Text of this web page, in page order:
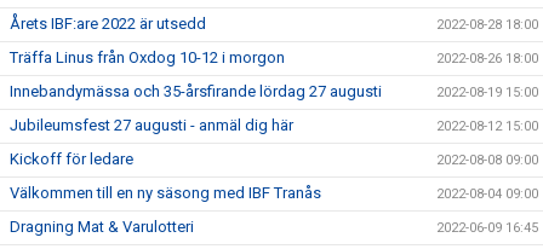
Årets IBF:are 2022 är utsedd 2022-08-28 18:00
Träffa Linus från Oxdog 10-12 i morgon 2022-08-26 18:00
Innebandymässa och 35-årsfirande lördag 27 augusti 2022-08-19 15:00
Jubileumsfest 27 augusti - anmäl dig här 2022-08-12 15:00
Kickoff för ledare 2022-08-08 09:00
Välkommen till en ny säsong med IBF Tranås 2022-08-04 09:00
Dragning Mat & Varulotteri 2022-06-09 16:45